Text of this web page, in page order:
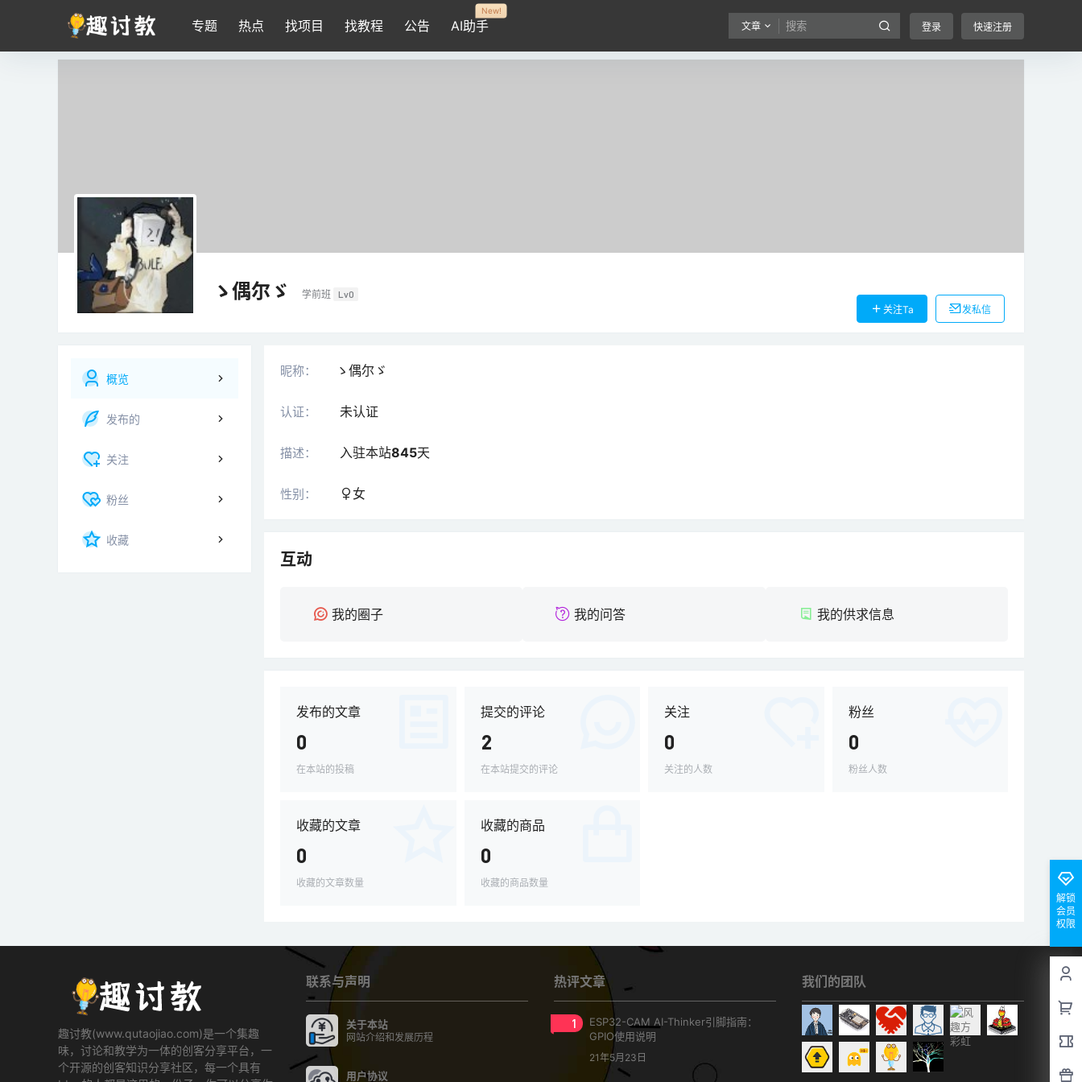
专题 热点 找项目 找教程 公告 AI助手
New!
文章 登录 快速注册
ゝ偶尔ゞ 学前班 Lv0
关注Ta
发私信
概览
发布的
关注
粉丝
收藏
昵称： ゝ偶尔ゞ
认证： 未认证
描述： 入驻本站845天
性别： 女
互动
我的圈子 我的问答 我的供求信息
发布的文章
0
在本站的投稿
提交的评论
2
在本站提交的评论
关注
0
关注的人数
粉丝
0
粉丝人数
收藏的文章
0
收藏的文章数量
收藏的商品
0
收藏的商品数量
解锁
会员
权限
趣讨教(www.qutaojiao.com)是一个集趣
味，讨论和教学为一体的创客分享平台，一
个开源的创客知识分享社区，每一个具有
联系与声明
关于本站
网站介绍和发展历程
用户协议
热评文章
1
ESP32-CAM AI-Thinker引脚指南：
GPIO使用说明
21年5月23日
我们的团队